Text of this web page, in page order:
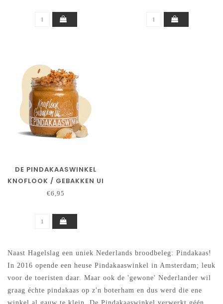
DE PINDAKAASWINKEL
KNOFLOOK / GEBAKKEN UI
€6,95
Naast Hagelslag een uniek Nederlands broodbeleg: Pindakaas!
In 2016 opende een heuse Pindakaaswinkel in Amsterdam; leuk
voor de toeristen daar. Maar ook de 'gewone' Nederlander wil
graag échte pindakaas op z'n boterham en dus werd die ene